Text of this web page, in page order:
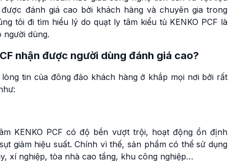
đánh giá cao bởi khách hàng và chuyên gia trong
tôi đi tìm hiểu lý do quạt ly tâm kiểu tủ KENKO PCF là
dùng.
nhận được người dùng đánh giá cao?
tin của đông đảo khách hàng ở khắp mọi nơi bởi rất
KENKO PCF có độ bền vượt trội, hoạt động ổn định
giảm hiệu suất. Chính vì thế, sản phẩm có thể sử dụng
xí nghiệp, tòa nhà cao tầng, khu công nghiệp…